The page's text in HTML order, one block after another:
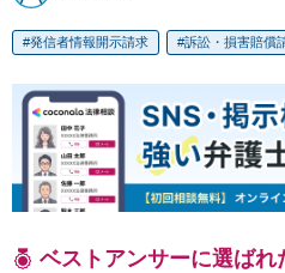
発信者情報開示請求 訴訟・損害賠償
ベストアンサーに選ばれ